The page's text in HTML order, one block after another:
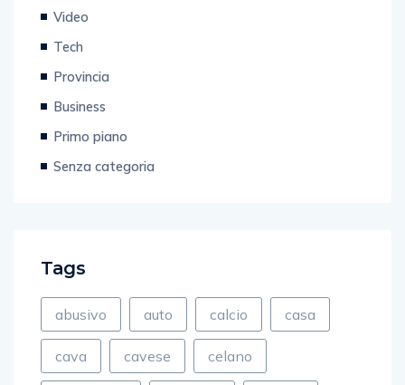
Video
Tech
Provincia
Business
Primo piano
Senza categoria
Tags
abusivo auto calcio casa
cava cavese celano